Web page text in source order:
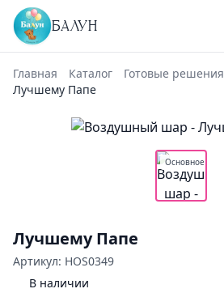
БАЛУН
Главная Каталог Готовые решения
Лучшему Папе
Основное
Лучшему Папе
Артикул: HOS0349
В наличии